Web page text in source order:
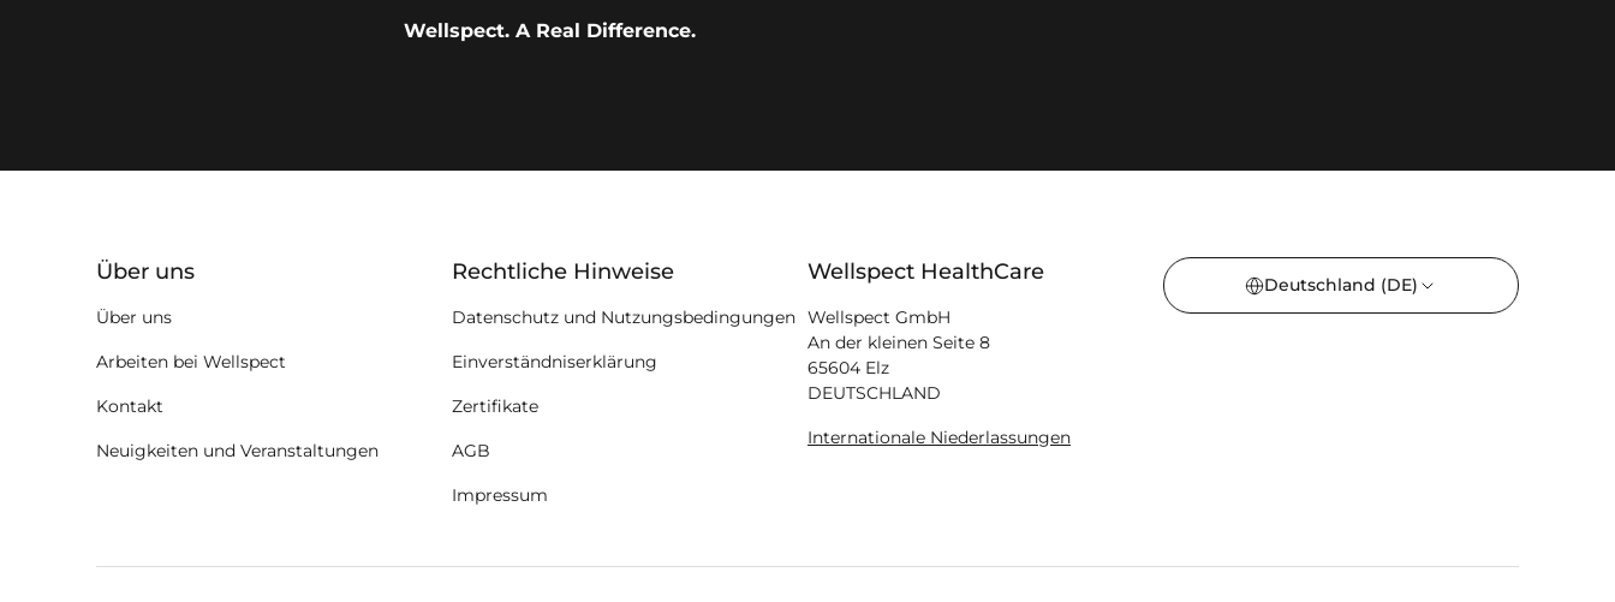
Wellspect. A Real Difference.
Über uns
Über uns
Arbeiten bei Wellspect
Kontakt
Neuigkeiten und Veranstaltungen
Rechtliche Hinweise
Datenschutz und Nutzungsbedingungen
Einverständniserklärung
Zertifikate
AGB
Impressum
Wellspect HealthCare
Wellspect GmbH
An der kleinen Seite 8
65604 Elz
DEUTSCHLAND
Internationale Niederlassungen
Deutschland (DE)